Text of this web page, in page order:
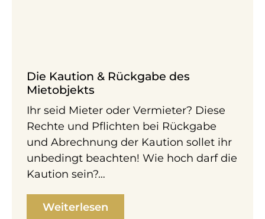
Die Kaution & Rückgabe des
Mietobjekts
Ihr seid Mieter oder Vermieter? Diese
Rechte und Pflichten bei Rückgabe
und Abrechnung der Kaution sollet ihr
unbedingt beachten! Wie hoch darf die
Kaution sein?…
Weiterlesen